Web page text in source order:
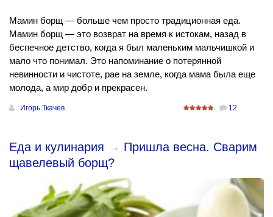
Мамин борщ — больше чем просто традиционная еда.
Мамин борщ — это возврат на время к истокам, назад в
беспечное детство, когда я был маленьким мальчишкой и
мало что понимал. Это напоминание о потерянной
невинности и чистоте, рае на земле, когда мама была еще
молода, а мир добр и прекрасен.
Игорь Ткачев 12
Еда и кулинария → Пришла весна. Сварим
щавелевый борщ?